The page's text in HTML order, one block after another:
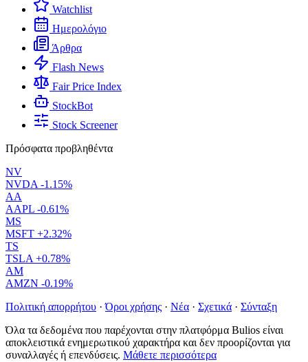
Watchlist
Ημερολόγιο
Άρθρα
Flash News
Fair Price Index
StockBot
Stock Screener
Πρόσφατα προβληθέντα
NV
NVDA -1.15%
AA
AAPL -0.61%
MS
MSFT +2.32%
TS
TSLA +0.78%
AM
AMZN -0.19%
Πολιτική απορρήτου · Όροι χρήσης · Νέα · Σχετικά · Σύνταξη
Όλα τα δεδομένα που παρέχονται στην πλατφόρμα Bulios είναι
αποκλειστικά ενημερωτικού χαρακτήρα και δεν προορίζονται για
συναλλαγές ή επενδύσεις. Μάθετε περισσότερα